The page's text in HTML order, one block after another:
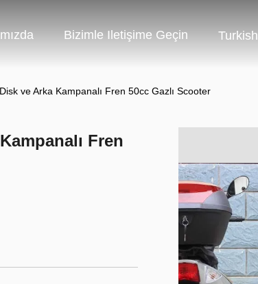
Bizimle Iletişime Geçin Turkish
ve Arka Kampanalı Fren 50cc Gazlı Scooter
Fren